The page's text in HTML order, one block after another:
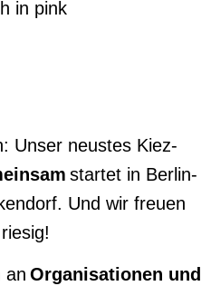
Unser neustes Kiez-
startet in Berlin-
Und wir freuen
an Organisationen und